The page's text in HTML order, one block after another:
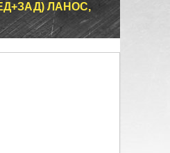
ЛАНОС,